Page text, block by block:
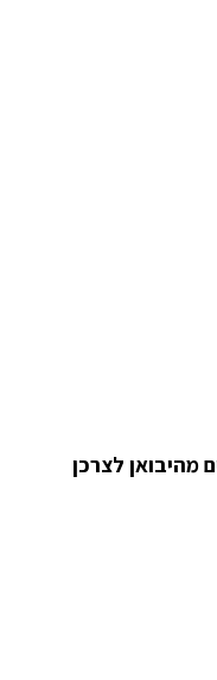
מהיבואן לצרכן